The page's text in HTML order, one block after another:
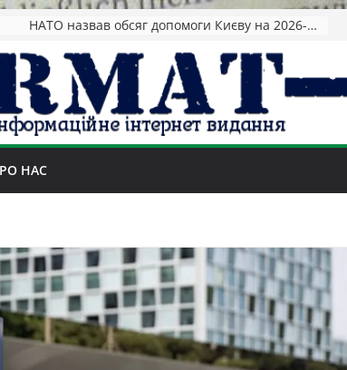
НАТО назвав обсяг допомоги Києву на 2026-2027 роки
НАС